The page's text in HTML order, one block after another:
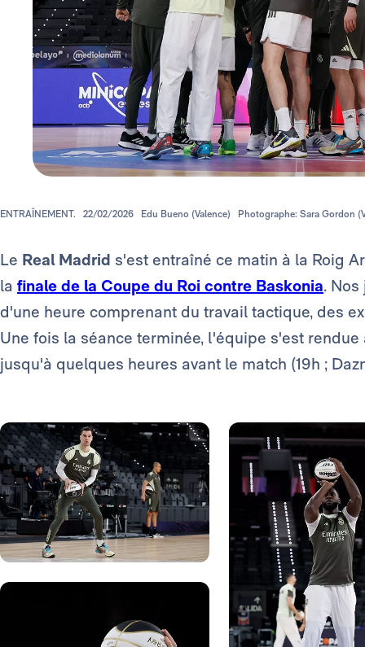
ENTRAÎNEMENT. 22/02/2026 Edu Bueno (Valence) Photographe: Sara Gordon
Le Real Madrid s'est entraîné ce matin à la Roig
la finale de la Coupe du Roi contre Baskonia.
d'une heure comprenant du travail tactique, des
Une fois la séance terminée, l'équipe s'est
jusqu'à quelques heures avant le match (19h ;